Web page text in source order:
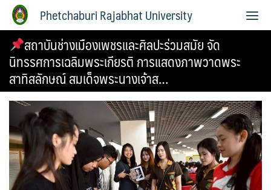
Phetchaburi Rajabhat University
สถาบันช่างเมืองเพชรและศิลปะร่วมสมัย จัด
นิทรรศการเฉลิมพระเกียรติ การแสดงภาพวาดพระ
สาทิสลักษณ์ สมเด็จพระนางเจ้าส…